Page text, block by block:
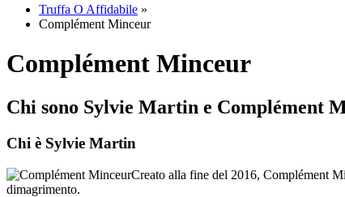
Truffa O Affidabile »
Complément Minceur
Complément Minceur
Chi sono Sylvie Martin e Complément
Chi è Sylvie Martin
Creato alla fine del 2016, Complément
dimagrimento.